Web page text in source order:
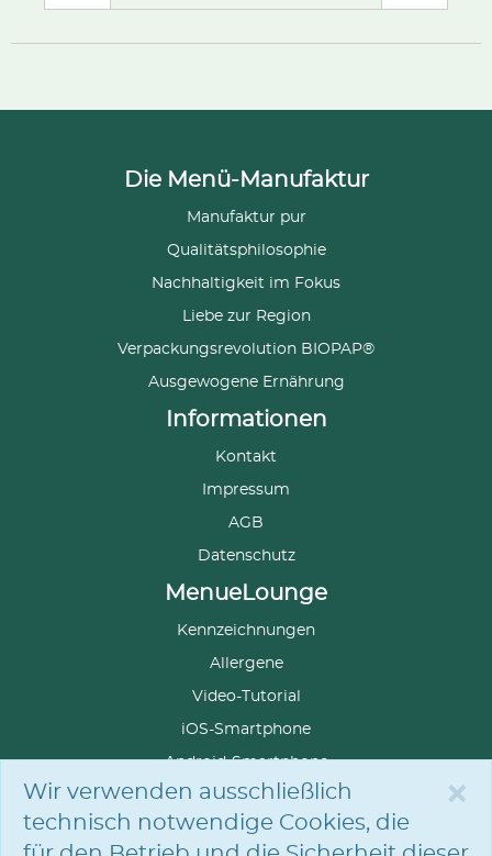
×
Wir verwenden ausschließlich
technisch notwendige Cookies, die
Die Menü-Manufaktur
Manufaktur pur
Qualitätsphilosophie
Nachhaltigkeit im Fokus
Liebe zur Region
Verpackungsrevolution BIOPAP®
Ausgewogene Ernährung
Informationen
Kontakt
Impressum
AGB
Datenschutz
MenueLounge
Kennzeichnungen
Allergene
Video-Tutorial
iOS-Smartphone
Android-Smartphone